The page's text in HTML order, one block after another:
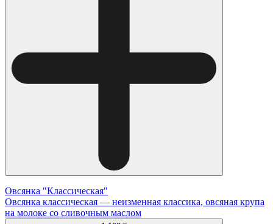
Овсянка "Классическая"
Овсянка классическая — неизменная классика, овсяная крупа
на молоке со сливочным маслом